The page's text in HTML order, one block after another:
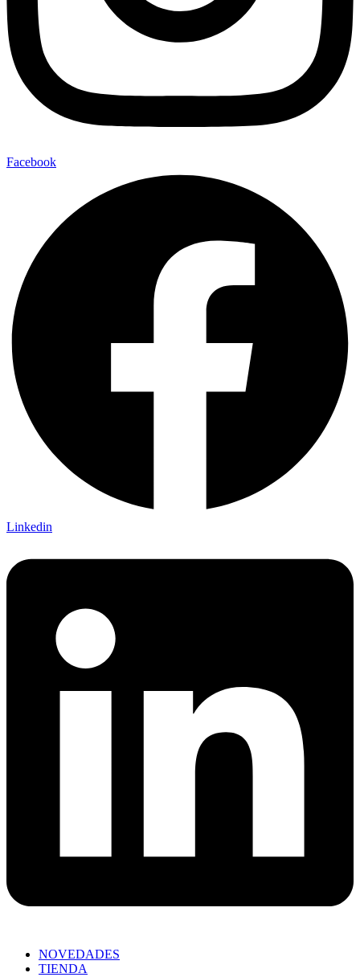
Facebook
Linkedin
NOVEDADES
TIENDA